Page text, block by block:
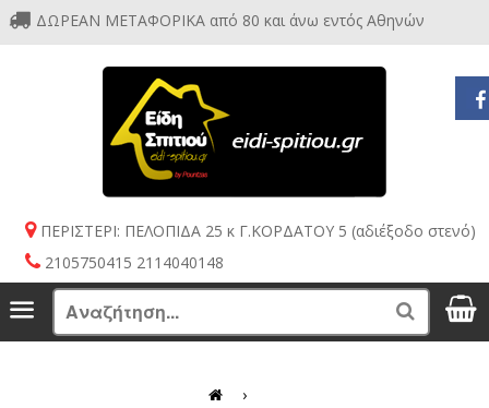
ΔΩΡΕΑΝ ΜΕΤΑΦΟΡΙΚΑ από 80 και άνω εντός Αθηνών
ΠΕΡΙΣΤΕΡΙ: ΠΕΛΟΠΙΔΑ 25 κ Γ.ΚΟΡΔΑΤΟΥ 5 (αδιέξοδο στενό)
2105750415 2114040148
Menu Search
›